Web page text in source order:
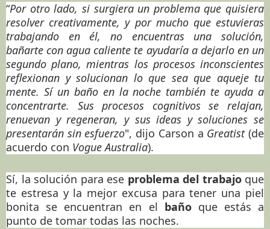
“Por otro lado, si surgiera un problema que quisiera
resolver creativamente, y por mucho que estuvieras
trabajando en él, no encuentras una solución,
bañarte con agua caliente te ayudaría a dejarlo en un
segundo plano, mientras los procesos inconscientes
reflexionan y solucionan lo que sea que aqueje tu
mente. Sí un baño en la noche también te ayuda a
concentrarte. Sus procesos cognitivos se relajan,
renuevan y regeneran, y sus ideas y soluciones se
presentarán sin esfuerzo", dijo Carson a Greatist(de
acuerdo con Vogue Australia).
Sí, la solución para ese problema del trabajo que
te estresa y la mejor excusa para tener una piel
bonita se encuentran en el baño que estás a
punto de tomar todas las noches.